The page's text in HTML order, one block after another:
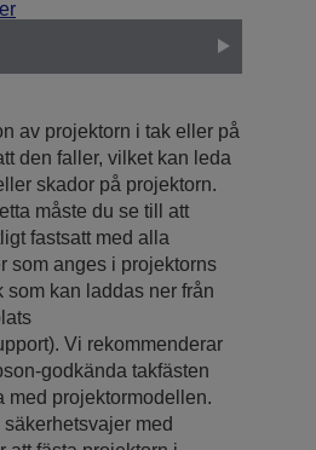
av projektorn i tak eller på
den faller, vilket kan leda
skador på projektorn.
måste du se till att
fastsatt med alla
som anges i projektorns
kan laddas ner från
Vi rekommenderar
godkända takfästen
med projektormodellen.
med